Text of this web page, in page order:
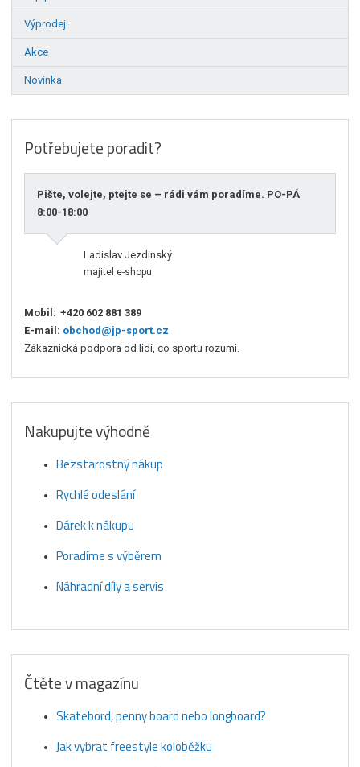
Výprodej
Akce
Novinka
Potřebujete poradit?
Pište, volejte, ptejte se – rádi vám poradíme. PO-PÁ
8:00-18:00
Ladislav Jezdinský
majitel e-shopu
Mobil: +420 602 881 389
E-mail: obchod@jp-sport.cz
Zákaznická podpora od lidí, co sportu rozumí.
Nakupujte výhodně
Bezstarostný nákup
Rychlé odeslání
Dárek k nákupu
Poradíme s výběrem
Náhradní díly a servis
Čtěte v magazínu
Skatebord, penny board nebo longboard?
Jak vybrat freestyle koloběžku